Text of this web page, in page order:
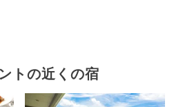
トの近くの宿